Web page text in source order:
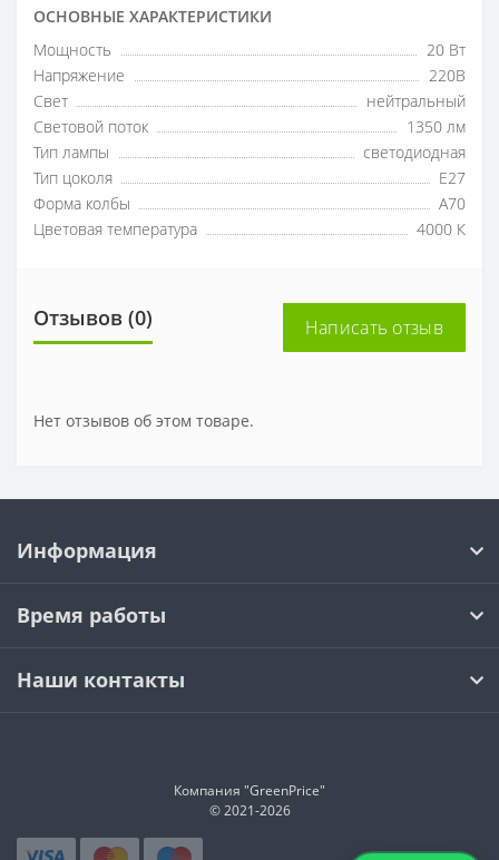
ОСНОВНЫЕ ХАРАКТЕРИСТИКИ
Мощность
20 Вт
Напряжение
220В
Свет
нейтральный
Световой поток
1350 лм
Тип лампы
светодиодная
Тип цоколя
E27
Форма колбы
A70
Цветовая температура
4000 К
Отзывов (0) Написать отзыв
Нет отзывов об этом товаре.
Информация
Время работы
Наши контакты
Компания "GreenPrice"
© 2021-2026